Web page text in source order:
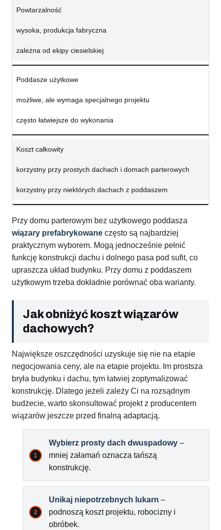
Powtarzalność
wysoka, produkcja fabryczna
zależna od ekipy ciesielskiej
Poddasze użytkowe
możliwe, ale wymaga specjalnego projektu
często łatwiejsze do wykonania
Koszt całkowity
korzystny przy prostych dachach i domach parterowych
korzystny przy niektórych dachach z poddaszem
Przy domu parterowym bez użytkowego poddasza
wiązary prefabrykowane często są najbardziej
praktycznym wyborem. Mogą jednocześnie pełnić
funkcję konstrukcji dachu i dolnego pasa pod sufit, co
upraszcza układ budynku. Przy domu z poddaszem
użytkowym trzeba dokładnie porównać oba warianty.
Jak obniżyć koszt wiązarów
dachowych?
Największe oszczędności uzyskuje się nie na etapie
negocjowania ceny, ale na etapie projektu. Im prostsza
bryła budynku i dachu, tym łatwiej zoptymalizować
konstrukcję. Dlatego jeżeli zależy Ci na rozsądnym
budżecie, warto skonsultować projekt z producentem
wiązarów jeszcze przed finalną adaptacją.
Wybierz prosty dach dwuspadowy –
mniej załamań oznacza tańszą
konstrukcję.
Unikaj niepotrzebnych lukarn –
podnoszą koszt projektu, robocizny i
obróbek.